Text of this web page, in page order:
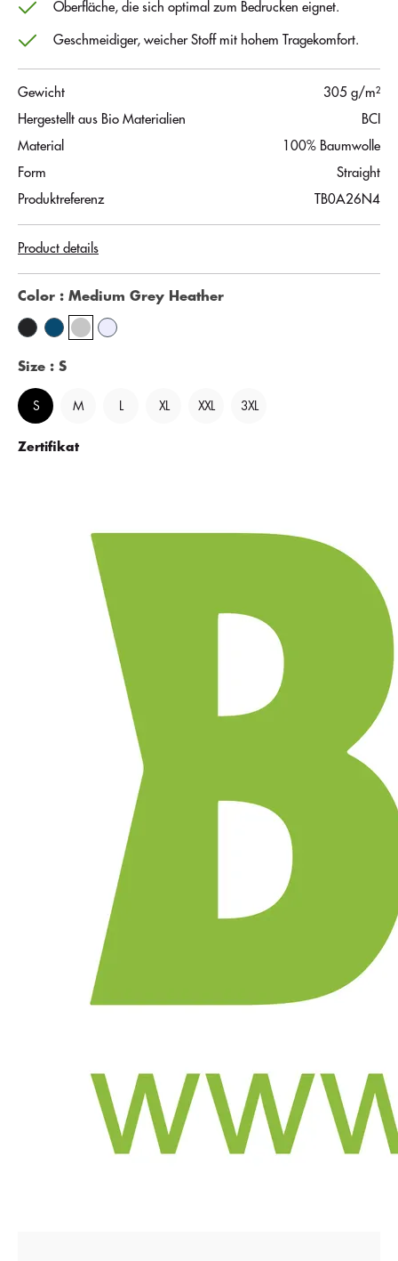
Oberfläche, die sich optimal zum Bedrucken eignet.
Geschmeidiger, weicher Stoff mit hohem Tragekomfort.
Gewicht
305 g/m²
Hergestellt aus Bio Materialien
BCI
Material
100% Baumwolle
Form
Straight
Produktreferenz
TB0A26N4
Product details
Color : Medium Grey Heather
Size : S
S M XL XXL 3XL
Zertifikat